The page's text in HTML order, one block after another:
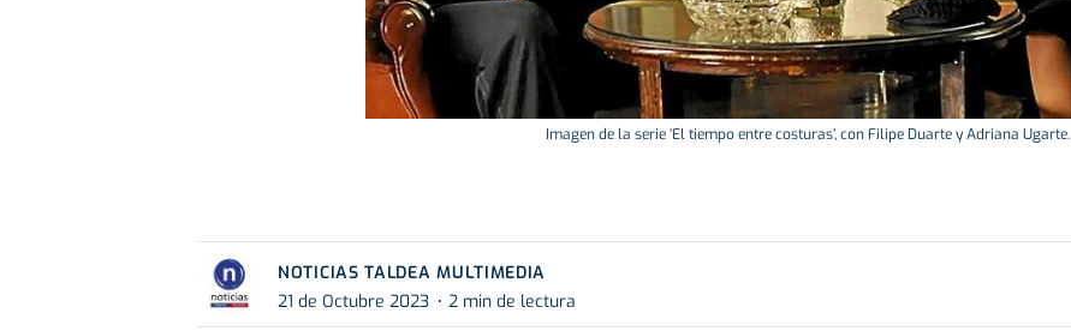
Imagen de la serie ‘El tiempo entre costuras’, con Filipe Duarte y Adriana Ugarte.
NOTICIAS TALDEA MULTIMEDIA
21 de Octubre 2023
2 min de lectura